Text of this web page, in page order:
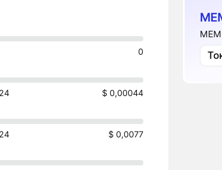
0
$ 0,00044
$ 0,0077